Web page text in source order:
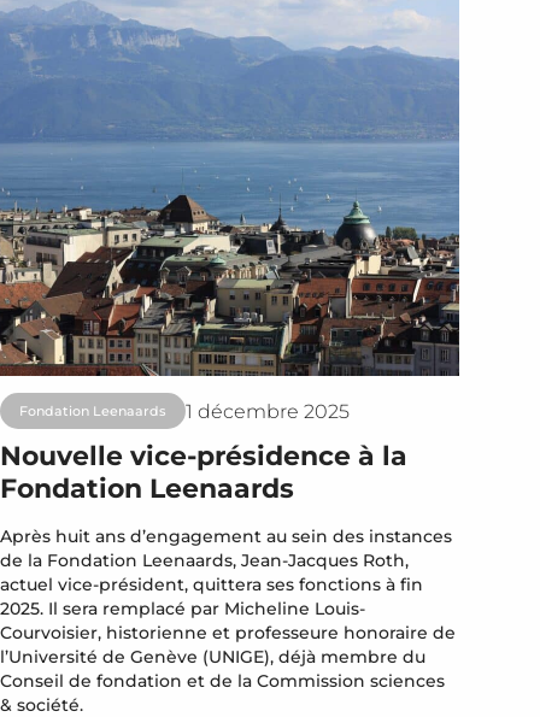
Fondation Leenaards 1 décembre 2025
Nouvelle vice-présidence à la
Fondation Leenaards
Après huit ans d’engagement au sein des instances
de la Fondation Leenaards, Jean-Jacques Roth,
actuel vice-président, quittera ses fonctions à fin
2025. Il sera remplacé par Micheline Louis-
Courvoisier, historienne et professeure honoraire de
l’Université de Genève (UNIGE), déjà membre du
Conseil de fondation et de la Commission sciences
& société.